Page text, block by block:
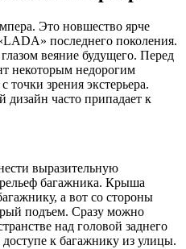
Это новшество ярче
последнего поколения.
веяние будущего. Перед
некоторым недорогим
точки зрения экстерьера.
часто припадает к
выразительную
багажника. Крыша
а вот со стороны
подъем. Сразу можно
над головой заднего
к багажнику из улицы.